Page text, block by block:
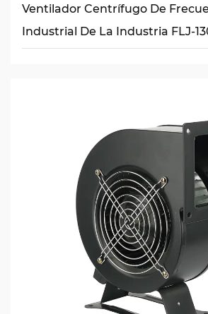
Ventilador Centrífugo De
Industrial De La Industria FLJ-